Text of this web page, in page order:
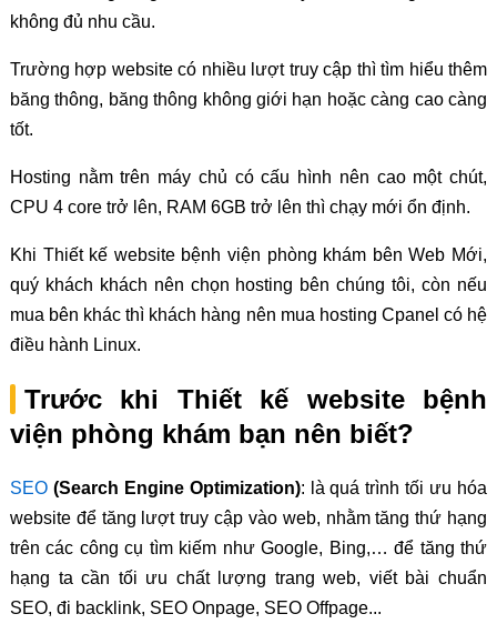
không đủ nhu cầu.
Trường hợp website có nhiều lượt truy cập thì tìm hiểu thêm
băng thông, băng thông không giới hạn hoặc càng cao càng
tốt.
Hosting nằm trên máy chủ có cấu hình nên cao một chút,
CPU 4 core trở lên, RAM 6GB trở lên thì chạy mới ổn định.
Khi Thiết kế website bệnh viện phòng khám bên Web Mới,
quý khách khách nên chọn hosting bên chúng tôi, còn nếu
mua bên khác thì khách hàng nên mua hosting Cpanel có hệ
điều hành Linux.
Trước khi Thiết kế website bệnh
viện phòng khám bạn nên biết?
SEO(Search Engine Optimization): là quá trình tối ưu hóa
website để tăng lượt truy cập vào web, nhằm tăng thứ hạng
trên các công cụ tìm kiếm như Google, Bing,… để tăng thứ
hạng ta cần tối ưu chất lượng trang web, viết bài chuẩn
SEO, đi backlink, SEO Onpage, SEO Offpage...